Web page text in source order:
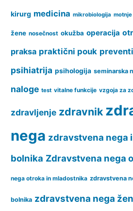
kirurg medicina mikrobiologija motnje
žene nosečnost okužba operacija
praksa praktični pouk
psihiatrija psihologija seminarska
naloge test vitalne funkcije vzgoja za
zdravljenje zdravnik
nega zdravstvena nega
bolnika Zdravstvena nega
nega otroka in mladostnika zdravstvena
bolnika zdravstvena nega